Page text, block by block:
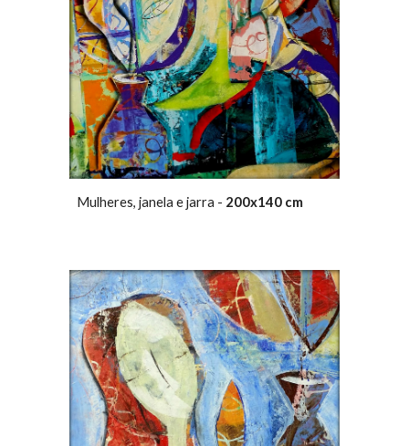
Mulheres, janela e jarra - 200x140 cm